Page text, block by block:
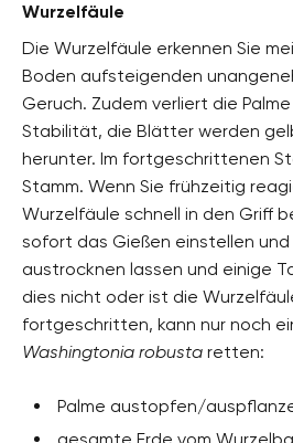
Wurzelfäule
Die Wurzelfäule erkennen Sie
Boden aufsteigenden
Geruch. Zudem verliert die
Stabilität, die Blätter werden
herunter. Im fortgeschrittenen
Stamm. Wenn Sie frühzeitig
Wurzelfäule schnell in den Griff
sofort das Gießen einstellen
austrocknen lassen und einige
dies nicht oder ist die
fortgeschritten, kann nur noch
Washingtonia robusta retten:
Palme austopfen/